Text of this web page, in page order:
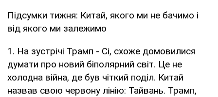
Підсумки тижня: Китай, якого ми не бачимо і
від якого ми залежимо
1. На зустрічі Трамп - Сі, схоже домовилися
думати про новий біполярний світ. Це не
холодна війна, де був чіткий поділ. Китай
назвав свою червону лінію: Тайвань. Трамп,